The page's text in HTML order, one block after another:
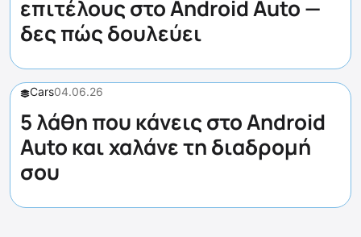
επιτέλους στο Android Auto —
δες πώς δουλεύει
Cars04.06.26
5 λάθη που κάνεις στο Android
Auto και χαλάνε τη διαδρομή
σου